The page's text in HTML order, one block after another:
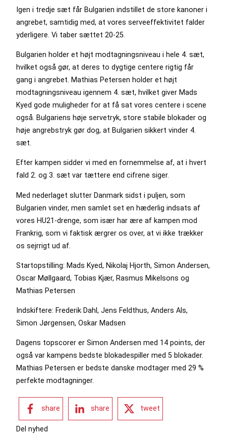
Igen i tredje sæt får Bulgarien indstillet de store kanoner i
angrebet, samtidig med, at vores serveeffektivitet falder
yderligere. Vi taber sættet 20-25.
Bulgarien holder et højt modtagningsniveau i hele 4. sæt,
hvilket også gør, at deres to dygtige centere rigtig får
gang i angrebet. Mathias Petersen holder et højt
modtagningsniveau igennem 4. sæt, hvilket giver Mads
Kyed gode muligheder for at få sat vores centere i scene
også. Bulgariens høje servetryk, store stabile blokader og
høje angrebstryk gør dog, at Bulgarien sikkert vinder 4.
sæt.
Efter kampen sidder vi med en fornemmelse af, at i hvert
fald 2. og 3. sæt var tættere end cifrene siger.
Med nederlaget slutter Danmark sidst i puljen, som
Bulgarien vinder, men samlet set en hæderlig indsats af
vores HU21-drenge, som især har ære af kampen mod
Frankrig, som vi faktisk ærgrer os over, at vi ikke trækker
os sejrrigt ud af.
Startopstilling: Mads Kyed, Nikolaj Hjorth, Simon Andersen,
Oscar Møllgaard, Tobias Kjær, Rasmus Mikelsons og
Mathias Petersen
Indskiftere: Frederik Dahl, Jens Feldthus, Anders Als,
Simon Jørgensen, Oskar Madsen
Dagens topscorer er Simon Andersen med 14 points, der
også var kampens bedste blokadespiller med 5 blokader.
Mathias Petersen er bedste danske modtager med 29 %
perfekte modtagninger.
share share tweet
Del nyhed